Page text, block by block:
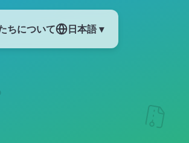
ちについて 日本語 ▾